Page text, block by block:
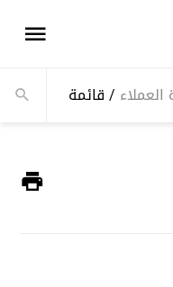
العملاء /قائمة العملاء